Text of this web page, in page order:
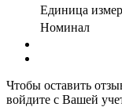
Единица
Номинал
Чтобы оставить
войдите с Вашей